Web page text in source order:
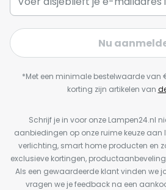
Nu
*Met een minimale bestelwaarde van
korting zijn artikelen van
Schrijf je in voor onze Lampen24.nl
aanbiedingen op onze ruime keuze aan
verlichting, smart home producten en
exclusieve kortingen,
Als een gewaardeerde klant vinden we
vragen we je feedback na een